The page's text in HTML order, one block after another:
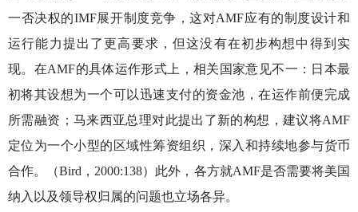
一否决权的IMF展开制度竞争，这对AMF应有的制度设计和
运行能力提出了更高要求，但这没有在初步构想中得到实
现。在AMF的具体运作形式上，相关国家意见不一：日本最
初将其设想为一个可以迅速支付的资金池，在运作前便完成
所需融资；马来西亚总理对此提出了新的构想，建议将AMF
定位为一个小型的区域性筹资组织，深入和持续地参与货币
合作。（Bird，2000:138）此外，各方就AMF是否需要将美国
纳入以及领导权归属的问题也立场各异。